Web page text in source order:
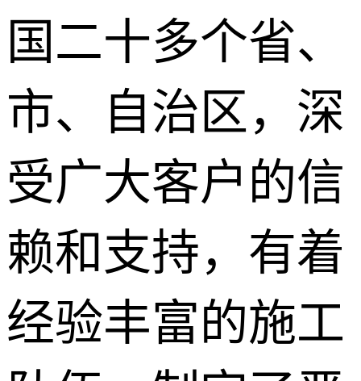
国二十多个省、
市、自治区，深
受广大客户的信
赖和支持，有着
经验丰富的施工